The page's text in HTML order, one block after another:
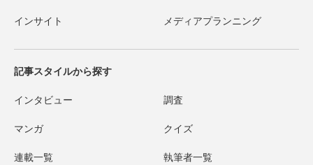
インサイト メディアプランニング
記事スタイルから探す
インタビュー 調査
マンガ クイズ
連載一覧 執筆者一覧